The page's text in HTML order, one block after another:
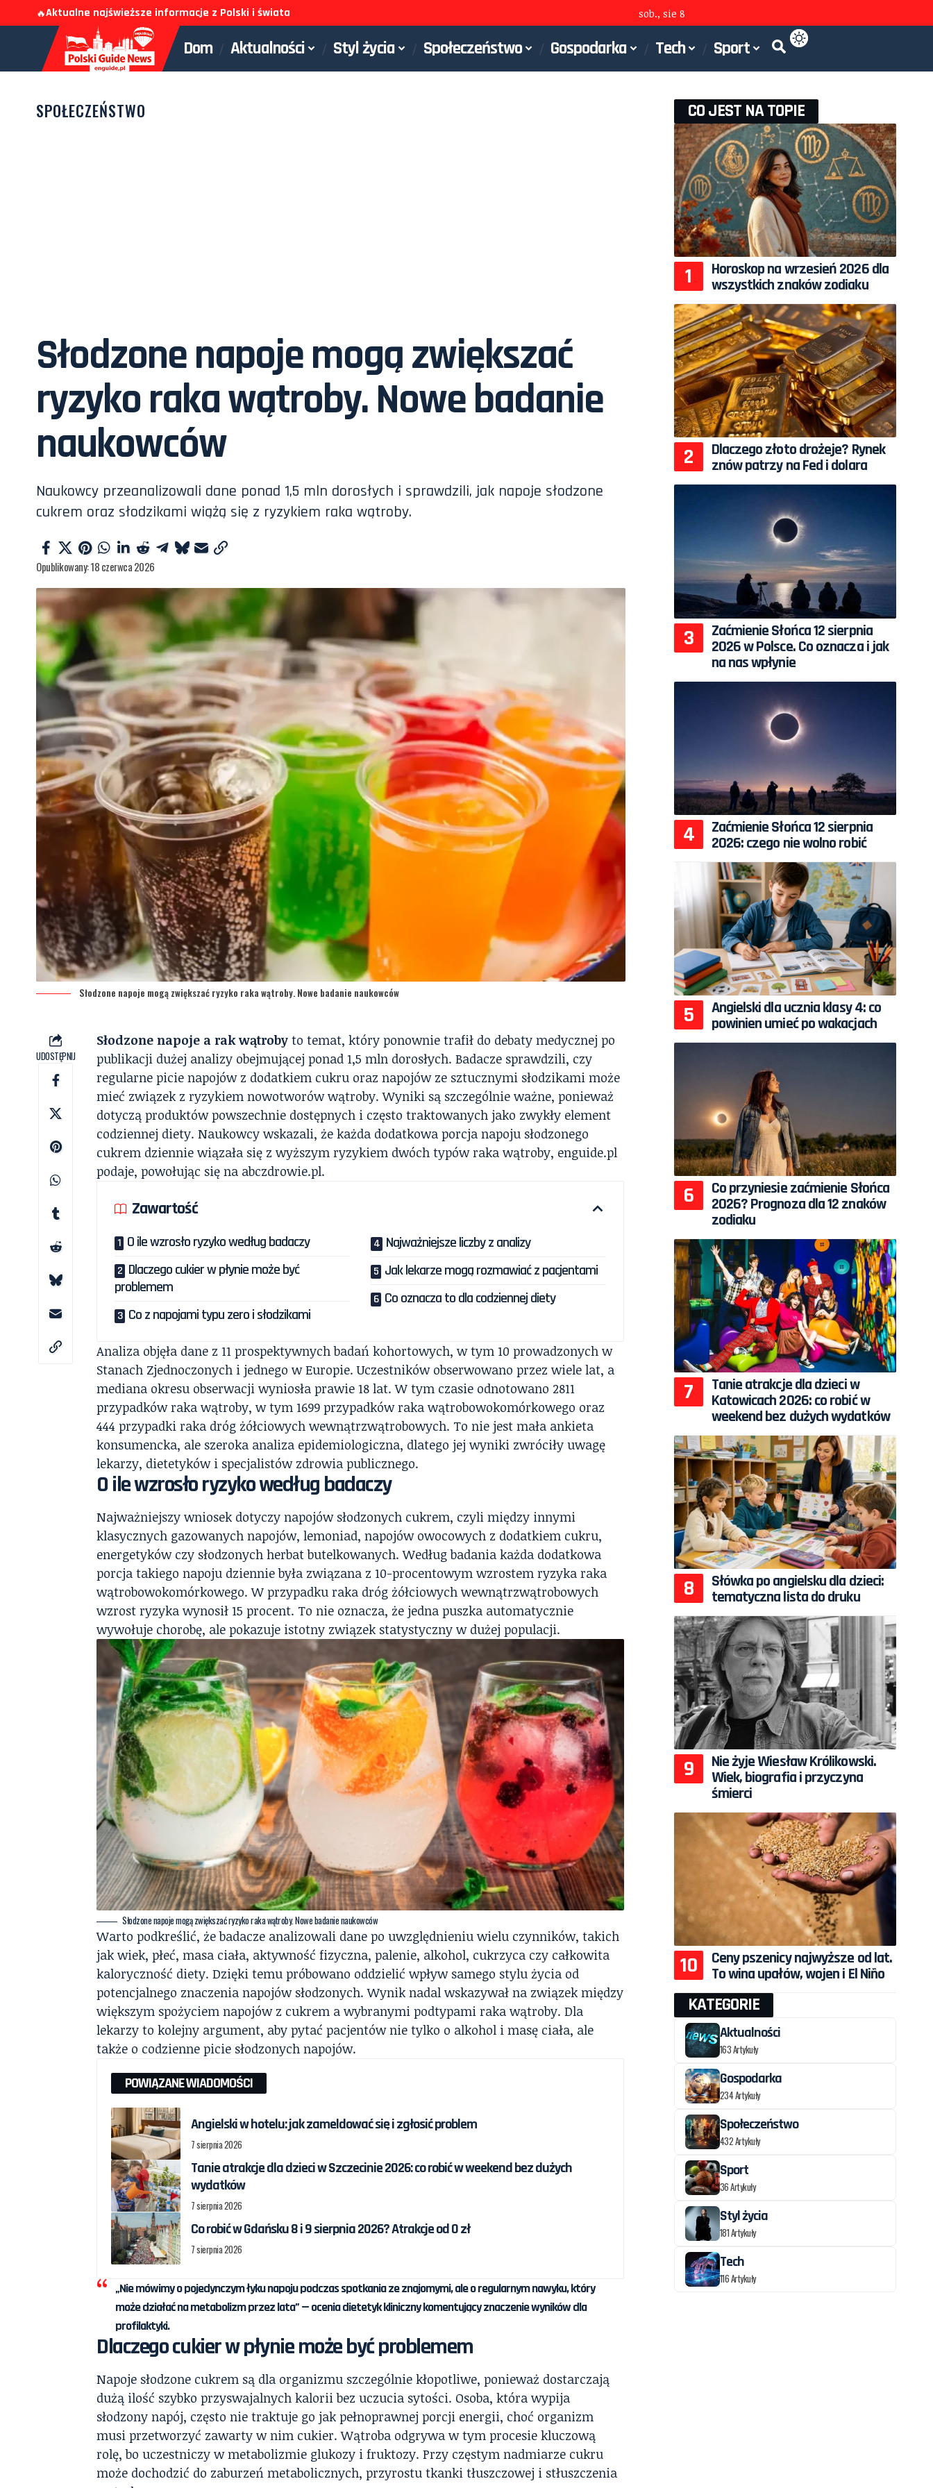
🔥Aktualne najświeższe informacje z Polski i świata sob., sie 8
Dom Aktualności Styl życia Społeczeństwo Gospodarka Tech Sport
SPOŁECZEŃSTWO
Słodzone napoje mogą zwiększać
ryzyko raka wątroby. Nowe badanie
naukowców
Naukowcy przeanalizowali dane ponad 1,5 mln dorosłych i sprawdzili, jak napoje słodzone
cukrem oraz słodzikami wiążą się z ryzykiem raka wątroby.
Opublikowany: 18 czerwca 2026
Słodzone napoje mogą zwiększać ryzyko raka wątroby. Nowe badanie naukowców
UDOSTĘPNIJ
Słodzone napoje a rak wątroby to temat, który ponownie trafił do debaty medycznej po
publikacji dużej analizy obejmującej ponad 1,5 mln dorosłych. Badacze sprawdzili, czy
regularne picie napojów z dodatkiem cukru oraz napojów ze sztucznymi słodzikami może
mieć związek z ryzykiem nowotworów wątroby. Wyniki są szczególnie ważne, ponieważ
dotyczą produktów powszechnie dostępnych i często traktowanych jako zwykły element
codziennej diety. Naukowcy wskazali, że każda dodatkowa porcja napoju słodzonego
cukrem dziennie wiązała się z wyższym ryzykiem dwóch typów raka wątroby, enguide.pl
podaje, powołując się na abczdrowie.pl.
Zawartość
O ile wzrosło ryzyko według badaczy
Dlaczego cukier w płynie może być
problemem
Co z napojami typu zero i słodzikami
Najważniejsze liczby z analizy
Jak lekarze mogą rozmawiać z pacjentami
Co oznacza to dla codziennej diety
Analiza objęła dane z 11 prospektywnych badań kohortowych, w tym 10 prowadzonych w
Stanach Zjednoczonych i jednego w Europie. Uczestników obserwowano przez wiele lat, a
mediana okresu obserwacji wyniosła prawie 18 lat. W tym czasie odnotowano 2811
przypadków raka wątroby, w tym 1699 przypadków raka wątrobowokomórkowego oraz
444 przypadki raka dróg żółciowych wewnątrzwątrobowych. To nie jest mała ankieta
konsumencka, ale szeroka analiza epidemiologiczna, dlatego jej wyniki zwróciły uwagę
lekarzy, dietetyków i specjalistów zdrowia publicznego.
O ile wzrosło ryzyko według badaczy
Najważniejszy wniosek dotyczy napojów słodzonych cukrem, czyli między innymi
klasycznych gazowanych napojów, lemoniad, napojów owocowych z dodatkiem cukru,
energetyków czy słodzonych herbat butelkowanych. Według badania każda dodatkowa
porcja takiego napoju dziennie była związana z 10-procentowym wzrostem ryzyka raka
wątrobowokomórkowego. W przypadku raka dróg żółciowych wewnątrzwątrobowych
wzrost ryzyka wynosił 15 procent. To nie oznacza, że jedna puszka automatycznie
wywołuje chorobę, ale pokazuje istotny związek statystyczny w dużej populacji.
Słodzone napoje mogą zwiększać ryzyko raka wątroby. Nowe badanie naukowców
Warto podkreślić, że badacze analizowali dane po uwzględnieniu wielu czynników, takich
jak wiek, płeć, masa ciała, aktywność fizyczna, palenie, alkohol, cukrzyca czy całkowita
kaloryczność diety. Dzięki temu próbowano oddzielić wpływ samego stylu życia od
potencjalnego znaczenia napojów słodzonych. Wynik nadal wskazywał na związek między
większym spożyciem napojów z cukrem a wybranymi podtypami raka wątroby. Dla
lekarzy to kolejny argument, aby pytać pacjentów nie tylko o alkohol i masę ciała, ale
także o codzienne picie słodzonych napojów.
POWIĄZANE WIADOMOŚCI
Angielski w hotelu: jak zameldować się i zgłosić problem
7 sierpnia 2026
Tanie atrakcje dla dzieci w Szczecinie 2026: co robić w weekend bez dużych
wydatków
7 sierpnia 2026
Co robić w Gdańsku 8 i 9 sierpnia 2026? Atrakcje od 0 zł
7 sierpnia 2026
„Nie mówimy o pojedynczym łyku napoju podczas spotkania ze znajomymi, ale o regularnym nawyku, który
może działać na metabolizm przez lata” — ocenia dietetyk kliniczny komentujący znaczenie wyników dla
profilaktyki.
Dlaczego cukier w płynie może być problemem
Napoje słodzone cukrem są dla organizmu szczególnie kłopotliwe, ponieważ dostarczają
dużą ilość szybko przyswajalnych kalorii bez uczucia sytości. Osoba, która wypija
słodzony napój, często nie traktuje go jak pełnoprawnej porcji energii, choć organizm
musi przetworzyć zawarty w nim cukier. Wątroba odgrywa w tym procesie kluczową
rolę, bo uczestniczy w metabolizmie glukozy i fruktozy. Przy częstym nadmiarze cukru
może dochodzić do zaburzeń metabolicznych, przyrostu tkanki tłuszczowej i stłuszczenia
CO JEST NA TOPIE
Horoskop na wrzesień 2026 dla
wszystkich znaków zodiaku
Dlaczego złoto drożeje? Rynek
znów patrzy na Fed i dolara
Zaćmienie Słońca 12 sierpnia
2026 w Polsce. Co oznacza i jak
na nas wpłynie
Zaćmienie Słońca 12 sierpnia
2026: czego nie wolno robić
Angielski dla ucznia klasy 4: co
powinien umieć po wakacjach
Co przyniesie zaćmienie Słońca
2026? Prognoza dla 12 znaków
zodiaku
Tanie atrakcje dla dzieci w
Katowicach 2026: co robić w
weekend bez dużych wydatków
Słówka po angielsku dla dzieci:
tematyczna lista do druku
Nie żyje Wiesław Królikowski.
Wiek, biografia i przyczyna
śmierci
Ceny pszenicy najwyższe od lat.
To wina upałów, wojen i El Niño
KATEGORIE
Aktualności
163 Artykuły
Gospodarka
234 Artykuły
Społeczeństwo
432 Artykuły
Sport
36 Artykuły
Styl życia
181 Artykuły
Tech
116 Artykuły